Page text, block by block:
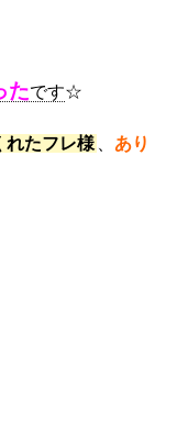
たです☆
れたフレ様
あり